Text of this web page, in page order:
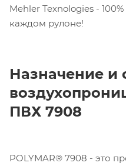
Mehler Texnologies -
каждом рулоне!
Назначение и
ПВХ 7908
POLYMAR® 7908 - это